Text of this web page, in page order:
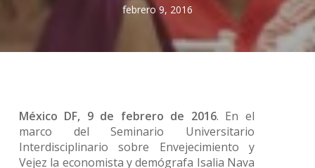
febrero 9, 2016
México DF, 9 de febrero de 2016. En el
marco del Seminario Universitario
Interdisciplinario sobre Envejecimiento y
Vejez la economista y demógrafa Isalia Nava